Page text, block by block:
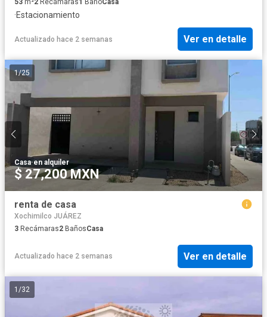
53 m²2 Recámaras1 BañoCasa
·Estacionamiento
Actualizado hace 2 semanas Ver en detalle
1/25
Casa·en alquiler
$ 27,200 MXN
renta de casa
Xochimilco JUÁREZ
3 Recámaras2 BañosCasa
Actualizado hace 2 semanas Ver en detalle
1 /32